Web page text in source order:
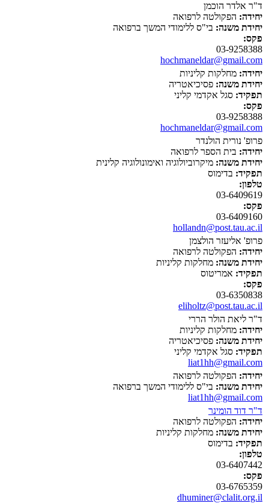
ד"ר אלדר הוכמן
יחידה: הפקולטה לרפואה
יחידת משנה: בי"ס ללימודי המשך ברפואה
פקס:
03-9258388
hochmaneldar@gmail.com
יחידה: מחלקות קליניות
יחידת משנה: פסיכיאטריה
תפקיד: סגל אקדמי קליני
פקס:
03-9258388
hochmaneldar@gmail.com
פרופ' נורית הולנדר
יחידה: בית הספר לרפואה
יחידת משנה: מיקרוביולוגיה ואימונולוגיה קלינית
תפקיד: בדימוס
טלפון:
03-6409619
פקס:
03-6409160
hollandn@post.tau.ac.il
פרופ' אליעזר הולצמן
יחידה: הפקולטה לרפואה
יחידת משנה: מחלקות קליניות
תפקיד: אמריטוס
פקס:
03-6350838
eliholtz@post.tau.ac.il
ד"ר ליאת הולר הררי
יחידה: מחלקות קליניות
יחידת משנה: פסיכיאטריה
תפקיד: סגל אקדמי קליני
liat1hh@gmail.com
יחידה: הפקולטה לרפואה
יחידת משנה: בי"ס ללימודי המשך ברפואה
liat1hh@gmail.com
ד"ר דוד הומינר
יחידה: הפקולטה לרפואה
יחידת משנה: מחלקות קליניות
תפקיד: בדימוס
טלפון:
03-6407442
פקס:
03-6765359
dhuminer@clalit.org.il